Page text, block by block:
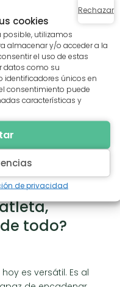
cookies
posible, utilizamos
almacenar y/o acceder a la
el uso de estas
datos como su
únicos en
consentimiento puede
características y
Rechazar
de privacidad
alumnos optan
cuando
se necesita para
.
competencia se
con ser
fundamental saber
en su
mismo y con los
todo?
es versátil. Es al